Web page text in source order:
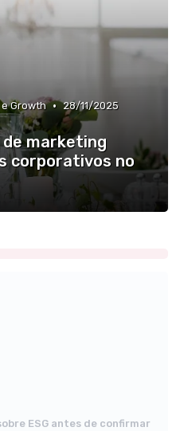
Growth • 28/11/2025
marketing
corporativos no
ESG antes de confirmar